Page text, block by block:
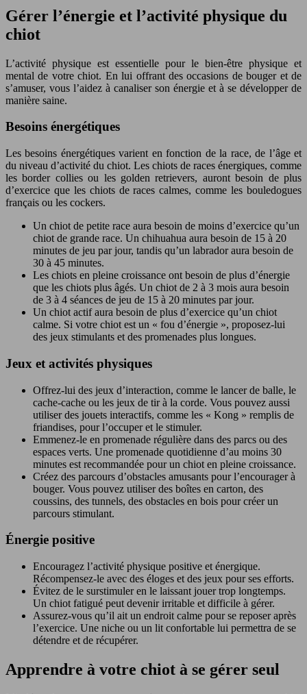
Gérer l’énergie et l’activité physique du
chiot
L’activité physique est essentielle pour le bien-être physique et
mental de votre chiot. En lui offrant des occasions de bouger et de
s’amuser, vous l’aidez à canaliser son énergie et à se développer de
manière saine.
Besoins énergétiques
Les besoins énergétiques varient en fonction de la race, de l’âge et
du niveau d’activité du chiot. Les chiots de races énergiques, comme
les border collies ou les golden retrievers, auront besoin de plus
d’exercice que les chiots de races calmes, comme les bouledogues
français ou les cockers.
Un chiot de petite race aura besoin de moins d’exercice qu’un
chiot de grande race. Un chihuahua aura besoin de 15 à 20
minutes de jeu par jour, tandis qu’un labrador aura besoin de
30 à 45 minutes.
Les chiots en pleine croissance ont besoin de plus d’énergie
que les chiots plus âgés. Un chiot de 2 à 3 mois aura besoin
de 3 à 4 séances de jeu de 15 à 20 minutes par jour.
Un chiot actif aura besoin de plus d’exercice qu’un chiot
calme. Si votre chiot est un « fou d’énergie », proposez-lui
des jeux stimulants et des promenades plus longues.
Jeux et activités physiques
Offrez-lui des jeux d’interaction, comme le lancer de balle, le
cache-cache ou les jeux de tir à la corde. Vous pouvez aussi
utiliser des jouets interactifs, comme les « Kong » remplis de
friandises, pour l’occuper et le stimuler.
Emmenez-le en promenade régulière dans des parcs ou des
espaces verts. Une promenade quotidienne d’au moins 30
minutes est recommandée pour un chiot en pleine croissance.
Créez des parcours d’obstacles amusants pour l’encourager à
bouger. Vous pouvez utiliser des boîtes en carton, des
coussins, des tunnels, des obstacles en bois pour créer un
parcours stimulant.
Énergie positive
Encouragez l’activité physique positive et énergique.
Récompensez-le avec des éloges et des jeux pour ses efforts.
Évitez de le surstimuler en le laissant jouer trop longtemps.
Un chiot fatigué peut devenir irritable et difficile à gérer.
Assurez-vous qu’il ait un endroit calme pour se reposer après
l’exercice. Une niche ou un lit confortable lui permettra de se
détendre et de récupérer.
Apprendre à votre chiot à se gérer seul